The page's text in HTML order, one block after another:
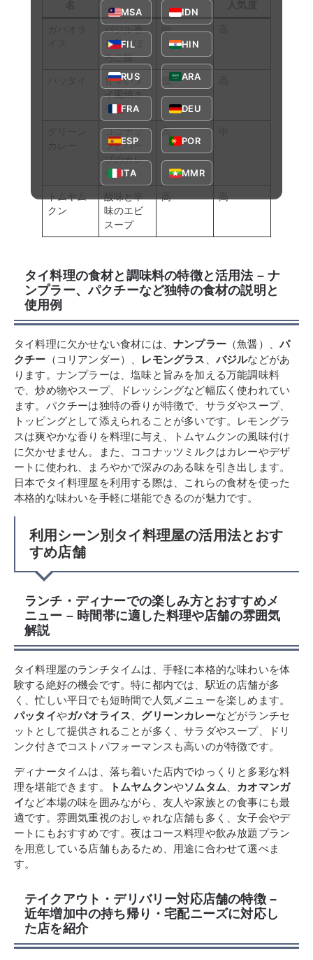
バジル香
る鶏そぼ
ろご飯
中
甘辛いタ
イ風焼き
そば
低
ココナッ
ツとハー
ブのカレ
高
トムヤム
クン
酸味と辛
味のエビ
スープ
高 高
タイ料理の食材と調味料の特徴と活用法 – ナ
ンプラー、パクチーなど独特の食材の説明と
使用例
タイ料理に欠かせない食材には、 ナンプラー （魚醤）、 パ
クチー （コリアンダー）、 レモングラス バジルなどがあ
ります。ナンプラーは、塩味と旨みを加える万能調味料
で、炒め物やスープ、ドレッシングなど幅広く使われてい
ます。パクチーは独特の香りが特徴で、サラダやスープ、
トッピングとして添えられることが多いです。レモングラ
スは爽やかな香りを料理に与え、トムヤムクンの風味付け
に欠かせません。また、ココナッツミルクはカレーやデザ
ートに使われ、まろやかで深みのある味を引き出します。
日本でタイ料理屋を利用する際は、これらの食材を使った
本格的な味わいを手軽に堪能できるのが魅力です。
利用シーン別タイ料理屋の活用法とおす
すめ店舗
ランチ・ディナーでの楽しみ方とおすすめメ
ニュー – 時間帯に適した料理や店舗の雰囲気
解説
タイ料理屋のランチタイムは、手軽に本格的な味わいを体
験する絶好の機会です。特に都内では、駅近の店舗が多
く、忙しい平日でも短時間で人気メニューを楽しめます。
パッタイやガパオライス グリーンカレーなどがランチセ
ットとして提供されることが多く、サラダやスープ、ドリ
ンク付きでコストパフォーマンスも高いのが特徴です。
ディナータイムは、落ち着いた店内でゆっくりと多彩な料
理を堪能できます。
トムヤムクンやソムタム
カオマンガ
イなど本場の味を囲みながら、友人や家族との食事にも最
適です。雰囲気重視のおしゃれな店舗も多く、女子会やデ
ートにもおすすめです。夜はコース料理や飲み放題プラン
を用意している店舗もあるため、用途に合わせて選べま
す。
テイクアウト・デリバリー対応店舗の特徴 –
近年増加中の持ち帰り・宅配ニーズに対応し
た店を紹介
MSA IDN
FIL HIN
RUS ARA
FRA DEU
ESP POR
ITA MMR